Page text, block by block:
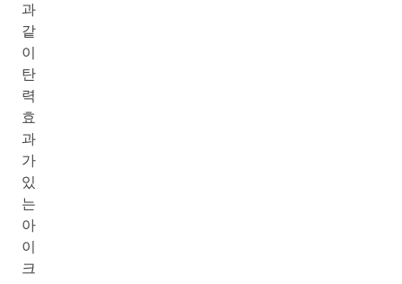
과
같
이
탄
력
효
과
가
있
는
아
이
크